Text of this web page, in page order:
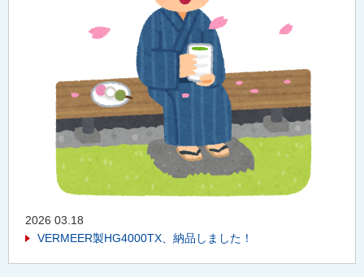
2026 03.18
VERMEER製HG4000TX、納品しました！